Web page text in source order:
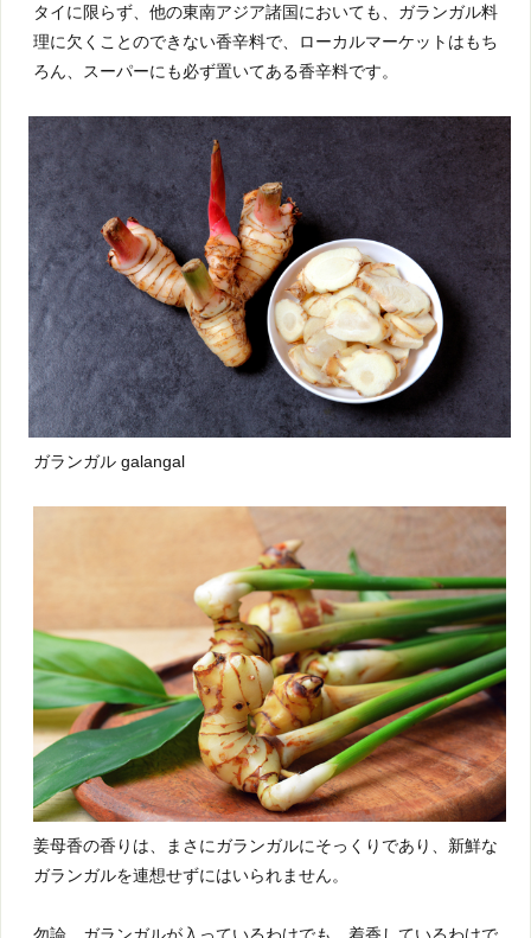
タイに限らず、他の東南アジア諸国においても、ガランガル料
理に欠くことのできない香辛料で、ローカルマーケットはもち
ろん、スーパーにも必ず置いてある香辛料です。
ガランガル galangal
姜母香の香りは、まさにガランガルにそっくりであり、新鮮な
ガランガルを連想せずにはいられません。